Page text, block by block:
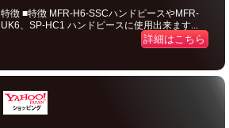
特徴 ■特徴 MFR-H6-SSCハンドピースやMFR-
UK6、SP-HC1 ハンドピースに使用出来ます...
詳細はこちら